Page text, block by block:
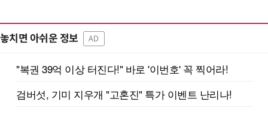
놓치면 아쉬운 정보 AD